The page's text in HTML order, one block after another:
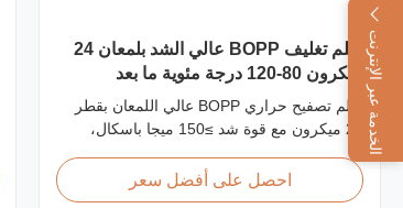
الخدمة عبر الإنترنت
فيلم تغليف BOPP عالي الشد بلمعان 24
ميكرون 80-120 درجة مئوية ما بعد
الطباعة
فيلم تصفيح حراري BOPP عالي اللمعان بقطر
24 ميكرون مع قوة شد ≥150 ميجا باسكال،
وسرعة تصفيح 60 م/دقيقة، مُحسّن للتشطيب
بعد الطباعة في بيئات الطباعة التجارية.
احصل على أفضل سعر